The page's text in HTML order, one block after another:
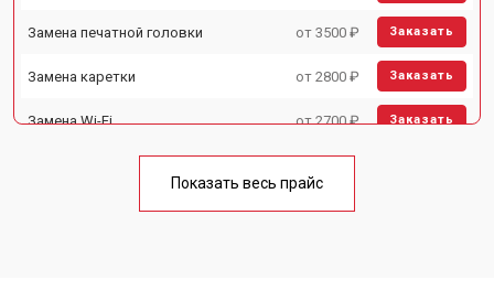
Замена печатной головки от 3500 ₽ Заказать
Замена каретки от 2800 ₽ Заказать
Замена Wi-Fi от 2700 ₽ Заказать
от 3500 ₽
Показать весь прайс